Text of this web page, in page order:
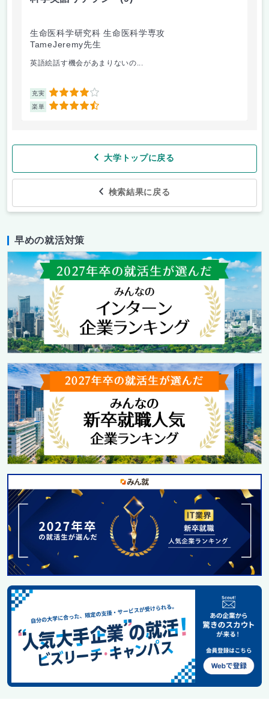
生命医科学研究科 生命医科学専攻
TameJeremy先生
英語絵話す機会があまりないの...
充実 4
楽単 4.5
大学トップに戻る
検索結果に戻る
早めの就活対策